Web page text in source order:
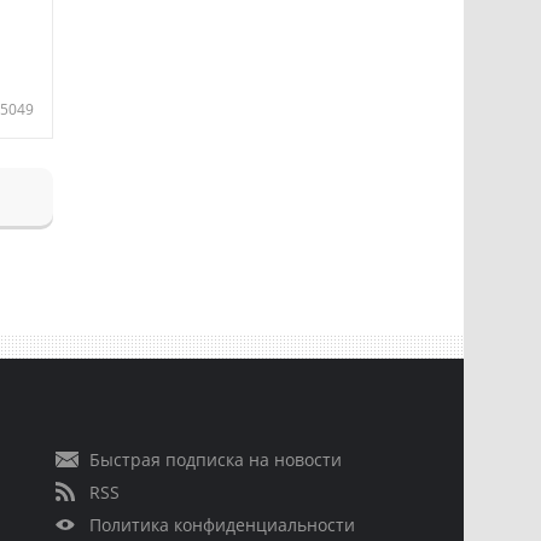
5049
Быстрая подписка на новости
RSS
Политика конфиденциальности